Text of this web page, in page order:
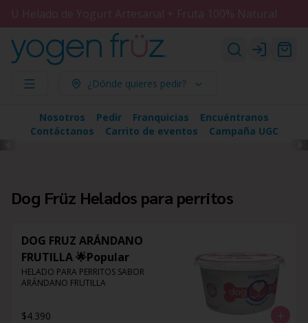
Ü Helado de Yogurt Artesanal + Fruta 100% Natural
Login
¿Dónde quieres pedir?
Nosotros Pedir Franquicias
Encuéntranos
Contáctanos
Carrito de eventos Campaña UGC
Dog Früz Helados para perritos
DOG FRUZ ARÁNDANO
FRUTILLA 🌟Popular
HELADO PARA PERRITOS SABOR
ARÁNDANO FRUTILLA
$4.390